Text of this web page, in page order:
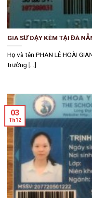
GIA SƯ DẠY KÈM TẠI ĐÀ
Họ và tên PHAN LÊ HOÀI
trường [...]
03
Th12